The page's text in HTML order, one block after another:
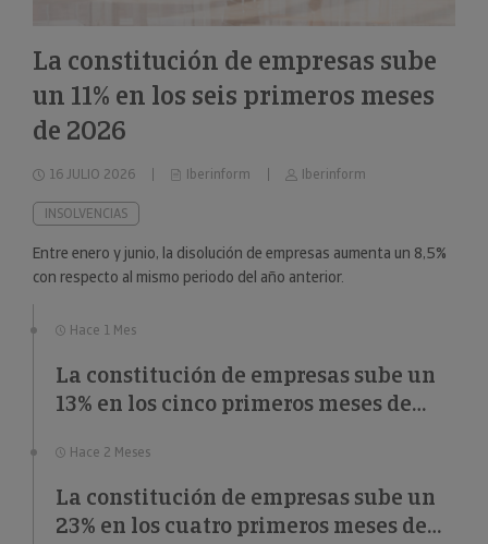
La constitución de empresas sube
un 11% en los seis primeros meses
de 2026
16 JULIO 2026 Iberinform Iberinform
INSOLVENCIAS
Entre enero y junio, la disolución de empresas aumenta un 8,5%
con respecto al mismo periodo del año anterior.
Hace 1 Mes
La constitución de empresas sube un
13% en los cinco primeros meses de
Hace 2 Meses
La constitución de empresas sube un
23% en los cuatro primeros meses de